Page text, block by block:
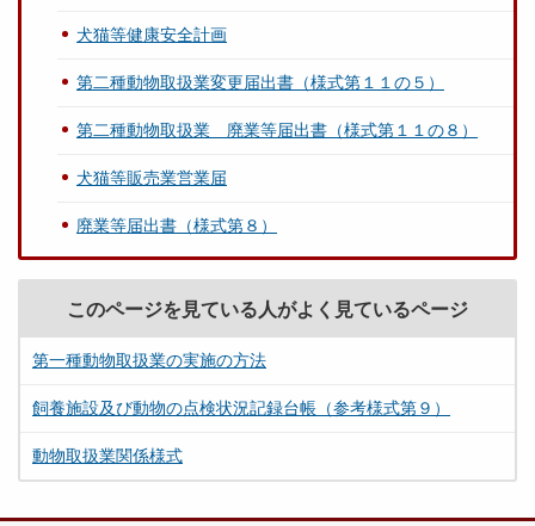
犬猫等健康安全計画
第二種動物取扱業変更届出書（様式第１１の５）
第二種動物取扱業 廃業等届出書（様式第１１の８）
犬猫等販売業営業届
廃業等届出書（様式第８）
このページを見ている人がよく見ているページ
第一種動物取扱業の実施の方法
飼養施設及び動物の点検状況記録台帳（参考様式第９）
動物取扱業関係様式